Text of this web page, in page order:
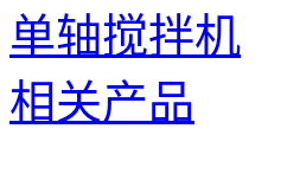
单轴搅拌机
相关产品